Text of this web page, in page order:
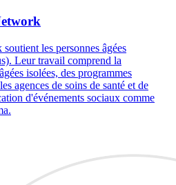
les personnes âgées
Leur travail comprend la
isolées, des programmes
agences de soins de santé et de
d'événements sociaux comme